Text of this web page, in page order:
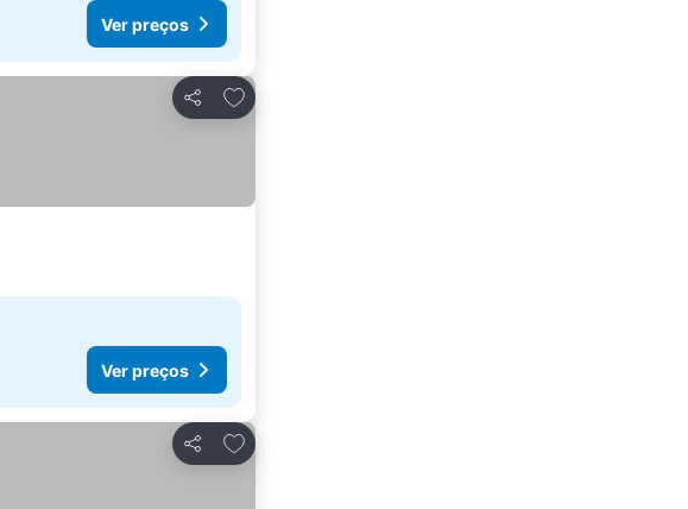
Ver preços
Partilhar
Adicionar aos favoritos
Ver preços
Partilhar
Adicionar aos favoritos